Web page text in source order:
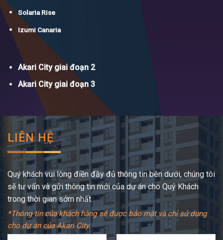
Solaria Rise
Izumi Canaria
Akari City giai đoạn 2
Akari City giai đoạn 3
LIÊN HỆ
Quý khách vui lòng điền đầy đủ thông tin bên dưới, chúng tôi
sẽ tư vấn và gửi thông tin mới của dự án cho Quý Khách
trong thời gian sớm nhất.
*Thông tin của khách hàng sẽ được bảo mật và chỉ sử dụng
cho dự án của Akari City.